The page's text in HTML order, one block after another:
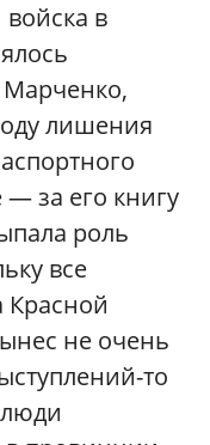
войска в
лишения
за его книгу
роль
все
Красной
не очень
то